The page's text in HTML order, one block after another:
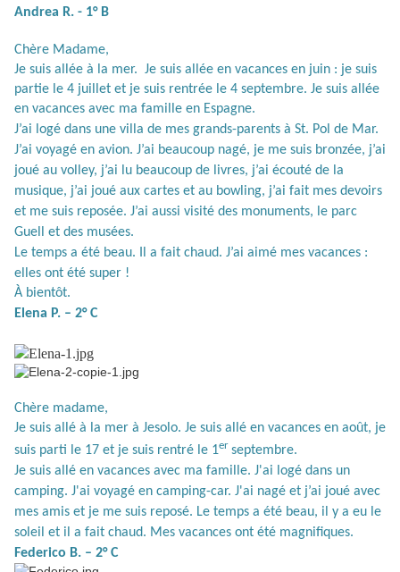
Andrea R. - 1° B
Chère Madame,
Je suis allée à la mer. Je suis allée en vacances en juin : je suis
partie le 4 juillet et je suis rentrée le 4 septembre. Je suis allée
en vacances avec ma famille en Espagne.
J’ai logé dans une villa de mes grands-parents à St. Pol de Mar.
J’ai voyagé en avion. J’ai beaucoup nagé, je me suis bronzée, j’ai
joué au volley, j’ai lu beaucoup de livres, j’ai écouté de la
musique, j’ai joué aux cartes et au bowling, j’ai fait mes devoirs
et me suis reposée. J’ai aussi visité des monuments, le parc
Guell et des musées.
Le temps a été beau. Il a fait chaud. J’ai aimé mes vacances :
elles ont été super !
À bientôt.
Elena P. – 2° C
Chère madame,
Je suis allé à la mer à Jesolo. Je suis allé en vacances en août, je
suis parti le 17 et je suis rentré le 1er septembre.
Je suis allé en vacances avec ma famille. J'ai logé dans un
camping. J'ai voyagé en camping-car. J'ai nagé et j’ai joué avec
mes amis et je me suis reposé. Le temps a été beau, il y a eu le
soleil et il a fait chaud. Mes vacances ont été magnifiques.
Federico B. – 2° C